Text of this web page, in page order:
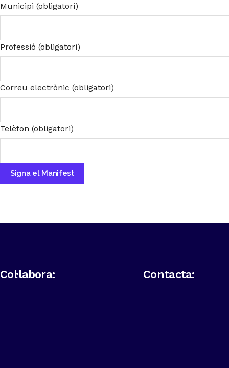
Municipi (obligatori)
Professió (obligatori)
Correu electrònic (obligatori)
Telèfon (obligatori)
Col·labora: Contacta: